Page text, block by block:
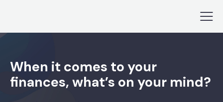
When it comes to your
finances, what’s on your mind?